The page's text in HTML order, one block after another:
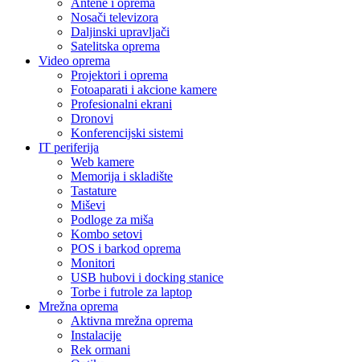
Nosači televizora
Daljinski upravljači
Satelitska oprema
Video oprema
Projektori i oprema
Fotoaparati i akcione kamere
Profesionalni ekrani
Dronovi
Konferencijski sistemi
IT periferija
Web kamere
Memorija i skladište
Tastature
Miševi
Podloge za miša
Kombo setovi
POS i barkod oprema
Monitori
USB hubovi i docking stanice
Torbe i futrole za laptop
Mrežna oprema
Aktivna mrežna oprema
Instalacije
Rek ormani